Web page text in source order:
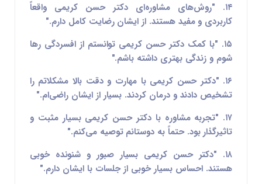
۱۴. "روش‌های مشاوره‌ای دکتر حسن کریمی واقعاً
کاربردی و مفید هستند. از ایشان رضایت کامل دارم."
۱۵. "با کمک دکتر حسن کریمی توانستم از افسردگی رها
شوم و زندگی بهتری داشته باشم."
۱۶. "دکتر حسن کریمی با مهارت و دقت بالا مشکلاتم را
تشخیص دادند و درمان کردند. بسیار از ایشان راضی‌ام."
۱۷. "تجربه مشاوره با دکتر حسن کریمی بسیار مثبت و
تاثیرگذار بود. حتماً به دوستانم توصیه می‌کنم."
۱۸. "دکتر حسن کریمی بسیار صبور و شنونده خوبی
هستند. احساس بسیار خوبی از جلسات با ایشان دارم."